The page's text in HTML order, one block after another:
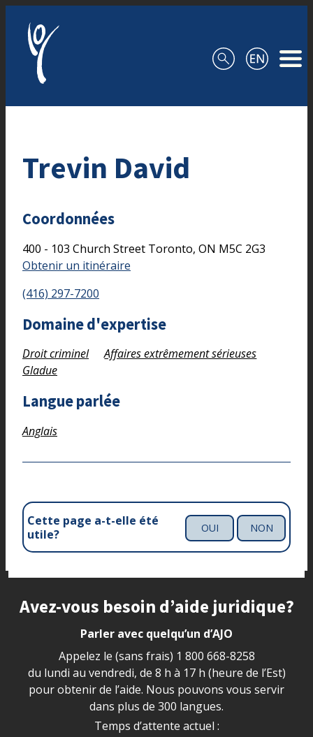
Trevin David
Coordonnées
400 - 103 Church Street Toronto, ON M5C 2G3
Obtenir un itinéraire
(416) 297-7200
Domaine d'expertise
Droit criminel
Affaires extrêmement sérieuses
Gladue
Langue parlée
Anglais
Cette page a-t-elle été
utile?
OUI NON
Site footer
Avez-vous besoin d’aide juridique?
Parler avec quelqu’un d’AJO
Appelez le (sans frais) 1 800 668-8258
du lundi au vendredi, de 8 h à 17 h (heure de l’Est)
pour obtenir de l’aide. Nous pouvons vous servir
dans plus de 300 langues.
Temps d’attente actuel :